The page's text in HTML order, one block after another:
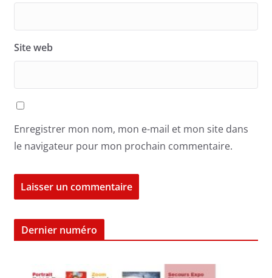
Site web
Enregistrer mon nom, mon e-mail et mon site dans
le navigateur pour mon prochain commentaire.
Dernier numéro